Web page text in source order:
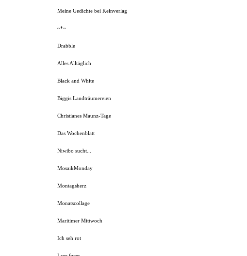
Meine Gedichte bei Keinverlag
~*~
Drabble
Alles Alltäglich
Black and White
Biggis Landträumereien
Christianes Maunz-Tage
Das Wochenblatt
Niwibo sucht...
MosaikMonday
Montagsherz
Monatscollage
Maritimer Mittwoch
Ich seh rot